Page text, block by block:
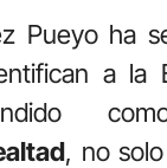
Pueyo ha
a la
, no